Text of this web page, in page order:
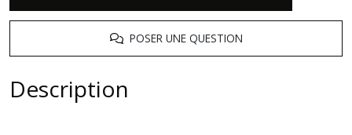
POSER UNE QUESTION
Description